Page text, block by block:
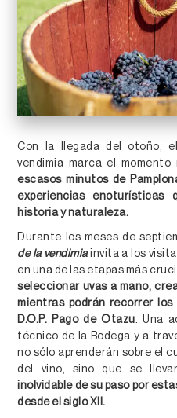
Con la llegada del otoño,
vendimia marca el
escasos minutos de
experiencias enoturísticas
historia y naturaleza.
Durante los meses de
de la vendimia invita a los
en una de las etapas más
seleccionar uvas a mano,
mientras podrán recorrer los
D.O.P. Pago de Otazu . Una
técnico de la Bodega y a
no sólo aprenderán sobre el
del vino, sino que se
inolvidable de su paso por
desde el siglo XII.